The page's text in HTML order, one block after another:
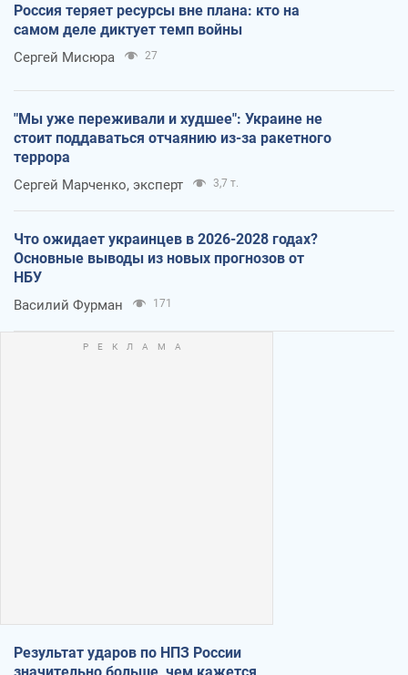
Россия теряет ресурсы вне плана: кто на
самом деле диктует темп войны
Сергей Мисюра 27
"Мы уже переживали и худшее": Украине не
стоит поддаваться отчаянию из-за ракетного
террора
Сергей Марченко, эксперт 3,7 т.
Что ожидает украинцев в 2026-2028 годах?
Основные выводы из новых прогнозов от
НБУ
Василий Фурман 171
Результат ударов по НПЗ России